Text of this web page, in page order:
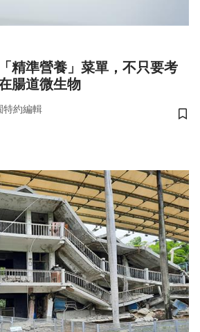
精準營養」菜單，不只要考
腸道微生物
特約編輯
儲